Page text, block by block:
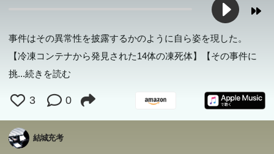
事件はその異常性を披露するかのように自ら姿を現した。
【冷凍コンテナから発見された14体の凍死体】【その事件に
挑...続きを読む
3 0
結城充考